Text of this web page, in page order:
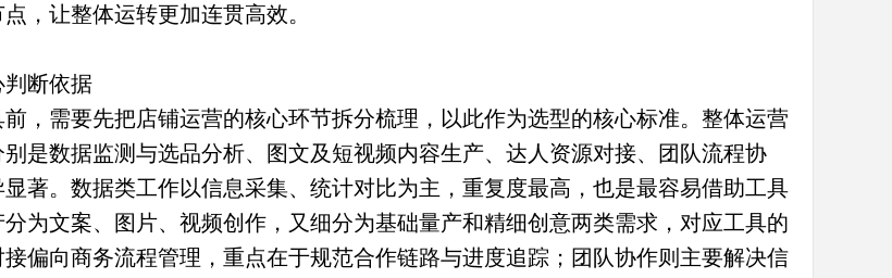
，让整体运转更加连贯高效。
断依据
，需要先把店铺运营的核心环节拆分梳理，以此作为选型的核心标准。整体运营
是数据监测与选品分析、图文及短视频内容生产、达人资源对接、团队流程协
著。数据类工作以信息采集、统计对比为主，重复度最高，也是最容易借助工具
为文案、图片、视频创作，又细分为基础量产和精细创意两类需求，对应工具的
偏向商务流程管理，重点在于规范合作链路与进度追踪；团队协作则主要解决信